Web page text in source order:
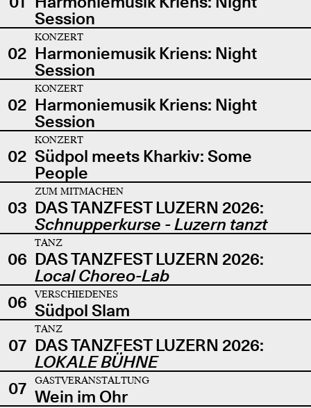
Session
02
KONZERT
Harmoniemusik Kriens: Night
Session
02
KONZERT
Harmoniemusik Kriens: Night
Session
02
KONZERT
Südpol meets Kharkiv: Some
People
03
ZUM MITMACHEN
DAS TANZFEST LUZERN 2026:
Schnupperkurse - Luzern tanzt
06
TANZ
DAS TANZFEST LUZERN 2026:
Local Choreo-Lab
06
VERSCHIEDENES
Südpol Slam
07
TANZ
DAS TANZFEST LUZERN 2026:
LOKALE BÜHNE
07
GASTVERANSTALTUNG
Wein im Ohr